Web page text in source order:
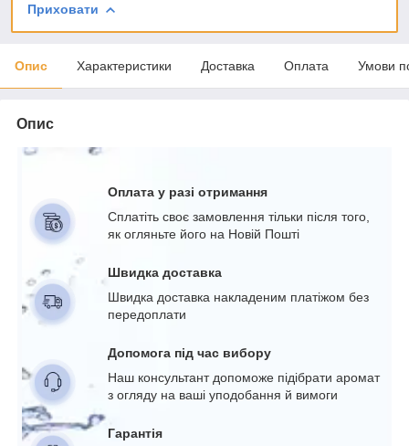
Приховати
Опис Характеристики Доставка Оплата Умови
Опис
Оплата у разі отримання
Сплатіть своє замовлення тільки після того,
як огляньте його на Новій Пошті
Швидка доставка
Швидка доставка накладеним платіжом без
передоплати
Допомога під час вибору
Наш консультант допоможе підібрати аромат
з огляду на ваші уподобання й вимоги
Гарантія